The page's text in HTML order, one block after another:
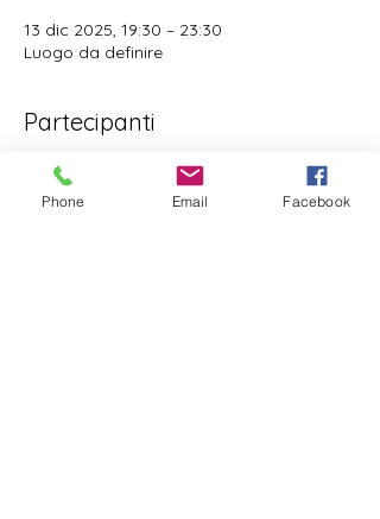
13 dic 2025, 19:30 – 23:30
Luogo da definire
Partecipanti
+ 3 altri partecipanti
Phone Email Facebook